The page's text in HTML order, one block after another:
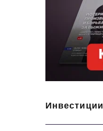
Инвестиции